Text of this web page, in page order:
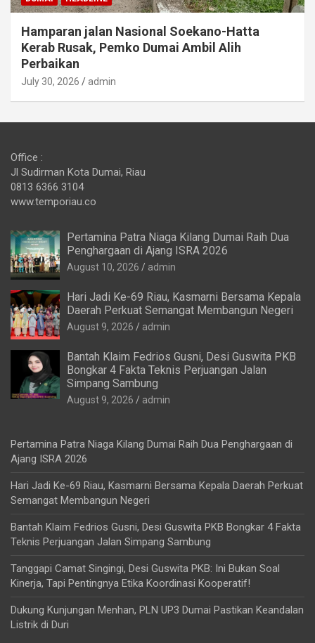
Hamparan jalan Nasional Soekano-Hatta
Kerab Rusak, Pemko Dumai Ambil Alih
Perbaikan
July 30, 2026 admin
Office :
Jl Sudirman Kota Dumai, Riau
0813 6366 3104
www.temporiau.co
Pertamina Patra Niaga Kilang Dumai Raih Dua
Penghargaan di Ajang ISRA 2026
August 10, 2026 admin
Hari Jadi Ke-69 Riau, Kasmarni Bersama Kepala
Daerah Perkuat Semangat Membangun Negeri
August 9, 2026 admin
Bantah Klaim Fedrios Gusni, Desi Guswita PKB
Bongkar 4 Fakta Teknis Perjuangan Jalan
Simpang Sambung
August 9, 2026 admin
Pertamina Patra Niaga Kilang Dumai Raih Dua Penghargaan di
Ajang ISRA 2026
Hari Jadi Ke-69 Riau, Kasmarni Bersama Kepala Daerah Perkuat
Semangat Membangun Negeri
Bantah Klaim Fedrios Gusni, Desi Guswita PKB Bongkar 4 Fakta
Teknis Perjuangan Jalan Simpang Sambung
Tanggapi Camat Singingi, Desi Guswita PKB: Ini Bukan Soal
Kinerja, Tapi Pentingnya Etika Koordinasi Kooperatif!
Dukung Kunjungan Menhan, PLN UP3 Dumai Pastikan Keandalan
Listrik di Duri